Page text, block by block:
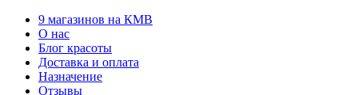
9 магазинов на КМВ
О нас
Блог красоты
Доставка и оплата
Назначение
Отзывы